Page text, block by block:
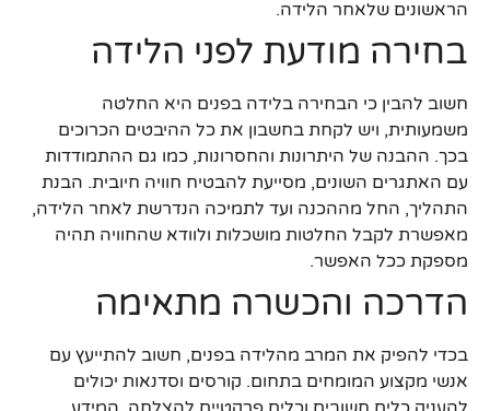
הראשונים שלאחר הלידה.
בחירה מודעת לפני הלידה
חשוב להבין כי הבחירה בלידה בפנים היא החלטה
משמעותית, ויש לקחת בחשבון את כל ההיבטים הכרוכים
בכך. ההבנה של היתרונות והחסרונות, כמו גם ההתמודדות
עם האתגרים השונים, מסייעת להבטיח חוויה חיובית. הבנת
התהליך, החל מההכנה ועד לתמיכה הנדרשת לאחר הלידה,
מאפשרת לקבל החלטות מושכלות ולוודא שהחוויה תהיה
מספקת ככל האפשר.
הדרכה והכשרה מתאימה
בכדי להפיק את המרב מהלידה בפנים, חשוב להתייעץ עם
אנשי מקצוע המומחים בתחום. קורסים וסדנאות יכולים